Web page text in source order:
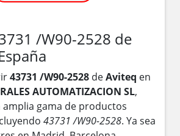
/W90-2528 de
43731 /W90-2528 deAviteq en
AUTOMATIZACION SL,
gama de productos
43731 /W90-2528. Ya sea